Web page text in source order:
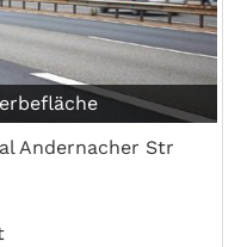
Andernacher Str